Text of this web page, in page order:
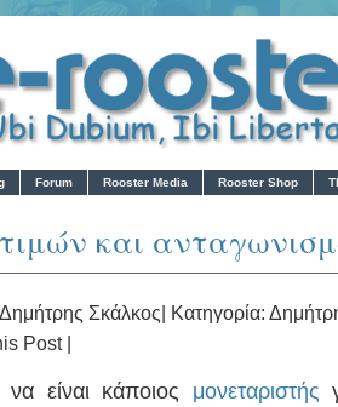
Forum Rooster Media Rooster Shop
και
Δημήτρης Σκάλκος| Κατηγορία:
Post|
να είναι κάποιος μονεταριστής